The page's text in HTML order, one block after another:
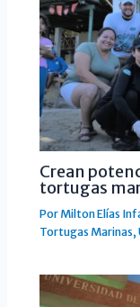
Crean
tortugas
PorMilton Elías
Tortugas Marinas,